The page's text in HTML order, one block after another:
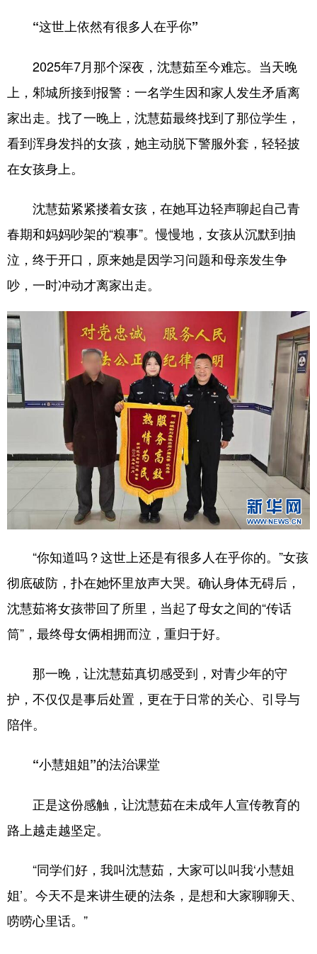
“这世上依然有很多人在乎你”
2025年7月那个深夜，沈慧茹至今难忘。当天晚
上，邾城所接到报警：一名学生因和家人发生矛盾离
家出走。找了一晚上，沈慧茹最终找到了那位学生，
看到浑身发抖的女孩，她主动脱下警服外套，轻轻披
在女孩身上。
沈慧茹紧紧搂着女孩，在她耳边轻声聊起自己青
春期和妈妈吵架的“糗事”。慢慢地，女孩从沉默到抽
泣，终于开口，原来她是因学习问题和母亲发生争
吵，一时冲动才离家出走。
“你知道吗？这世上还是有很多人在乎你的。”女孩
彻底破防，扑在她怀里放声大哭。确认身体无碍后，
沈慧茹将女孩带回了所里，当起了母女之间的“传话
筒”，最终母女俩相拥而泣，重归于好。
那一晚，让沈慧茹真切感受到，对青少年的守
护，不仅仅是事后处置，更在于日常的关心、引导与
陪伴。
“小慧姐姐”的法治课堂
正是这份感触，让沈慧茹在未成年人宣传教育的
路上越走越坚定。
“同学们好，我叫沈慧茹，大家可以叫我‘小慧姐
姐’。今天不是来讲生硬的法条，是想和大家聊聊天、
唠唠心里话。”